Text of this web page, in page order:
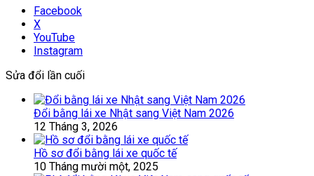
Facebook
X
YouTube
Instagram
Sửa đổi lần cuối
Đổi bằng lái xe Nhật sang Việt Nam 2026
12 Tháng 3, 2026
Hồ sơ đổi bằng lái xe quốc tế
10 Tháng mười một, 2025